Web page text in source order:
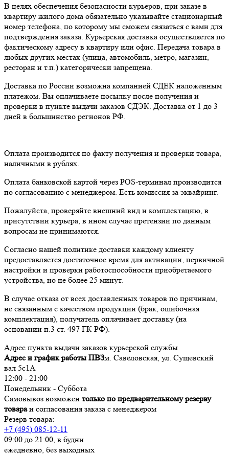
В целях обеспечения безопасности курьеров, при заказе в
квартиру жилого дома обязательно указывайте стационарный
номер телефона, по которому мы сможем связаться с вами для
подтверждения заказа. Курьерская доставка осуществляется по
фактическому адресу в квартиру или офис. Передача товара в
любых других местах (улица, автомобиль, метро, магазин,
ресторан и т.п.) категорически запрещена.
Доставка по России возможна компанией СДЕК наложенным
платежом. Вы оплачиваете посылку после получения и
проверки в пункте выдачи заказов СДЭК. Доставка от 1 до 3
дней в большинство регионов РФ.
Оплата производится по факту получения и проверки товара,
наличными в рублях.
Оплата банковской картой через POS-терминал производится
по согласованию с менеджером. Есть комиссия за эквайринг.
Пожалуйста, проверяйте внешний вид и комплектацию, в
присутствии курьера, в ином случае претензии по данным
вопросам не принимаются.
Согласно нашей политике доставки каждому клиенту
предоставляется достаточное время для активации, первичной
настройки и проверки работоспособности приобретаемого
устройства, но не более 25 минут.
В случае отказа от всех доставленных товаров по причинам,
не связанным с качеством продукции (брак, ошибочная
комплектация), получатель оплачивает доставку (на
основании п.3 ст. 497 ГК РФ).
Адрес пункта выдачи заказов курьерской службы
Адрес и график работы ПВЗм. Савёловская, ул. Сущевский
вал 5с1А
12:00 - 21:00
Понедельник - Суббота
Самовывоз возможен только по предварительному резерву
товараи согласования заказа с менеджером
Резерв товара:
+7 (495) 085-12-11
09:00 до 21:00, в будни
ежедневно, без выходных